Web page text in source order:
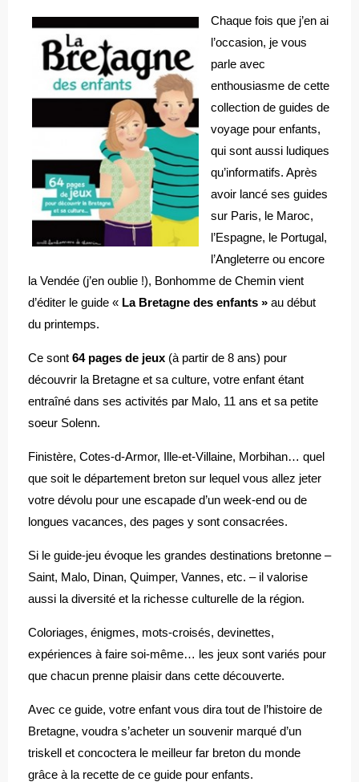
Chaque fois que j’en ai
l’occasion, je vous
parle avec
enthousiasme de cette
collection de guides de
voyage pour enfants,
qui sont aussi ludiques
qu’informatifs. Après
avoir lancé ses guides
sur Paris, le Maroc,
l’Espagne, le Portugal,
l’Angleterre ou encore
la Vendée (j’en oublie !), Bonhomme de Chemin vient
d’éditer le guide « La Bretagne des enfants » au début
du printemps.
Ce sont 64 pages de jeux (à partir de 8 ans) pour
découvrir la Bretagne et sa culture, votre enfant étant
entraîné dans ses activités par Malo, 11 ans et sa petite
soeur Solenn.
Finistère, Cotes-d-Armor, Ille-et-Villaine, Morbihan… quel
que soit le département breton sur lequel vous allez jeter
votre dévolu pour une escapade d’un week-end ou de
longues vacances, des pages y sont consacrées.
Si le guide-jeu évoque les grandes destinations bretonne –
Saint, Malo, Dinan, Quimper, Vannes, etc. – il valorise
aussi la diversité et la richesse culturelle de la région.
Coloriages, énigmes, mots-croisés, devinettes,
expériences à faire soi-même… les jeux sont variés pour
que chacun prenne plaisir dans cette découverte.
Avec ce guide, votre enfant vous dira tout de l’histoire de
Bretagne, voudra s’acheter un souvenir marqué d’un
triskell et concoctera le meilleur far breton du monde
grâce à la recette de ce guide pour enfants.